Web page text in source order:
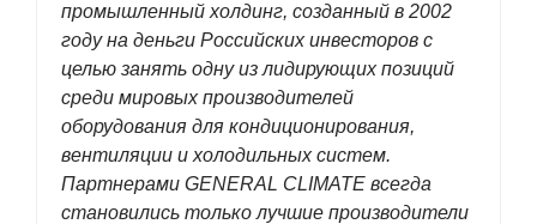
промышленный холдинг, созданный в 2002
году на деньги Российских инвесторов с
целью занять одну из лидирующих позиций
среди мировых производителей
оборудования для кондиционирования,
вентиляции и холодильных систем.
Партнерами GENERAL CLIMATE всегда
становились только лучшие производители